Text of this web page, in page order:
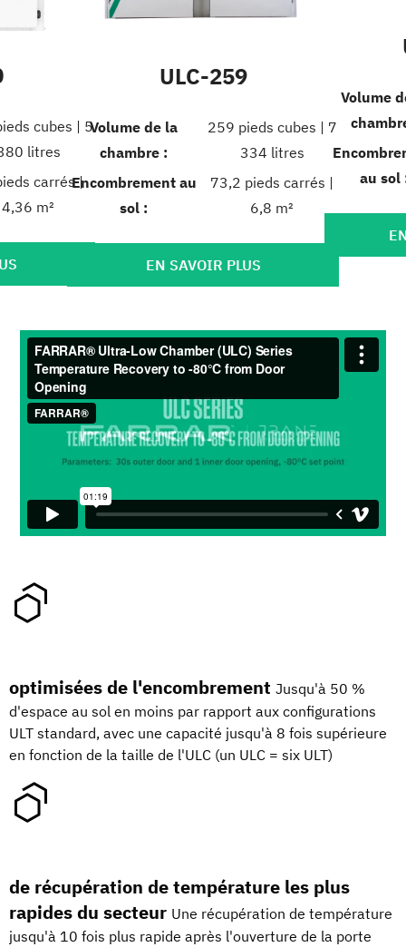
cubes | 5
litres
carrés |
4,36 m²
ULC-259
Volume de la
chambre :
259 pieds cubes | 7
334 litres
Encombrement au
sol :
73,2 pieds carrés |
6,8 m²
EN SAVOIR PLUS
Volume
au sol
optimisées de l'encombrement Jusqu'à 50 %
d'espace au sol en moins par rapport aux configurations
ULT standard, avec une capacité jusqu'à 8 fois supérieure
en fonction de la taille de l'ULC (un ULC = six ULT)
de récupération de température les plus
rapides du secteur Une récupération de température
jusqu'à 10 fois plus rapide après l'ouverture de la porte